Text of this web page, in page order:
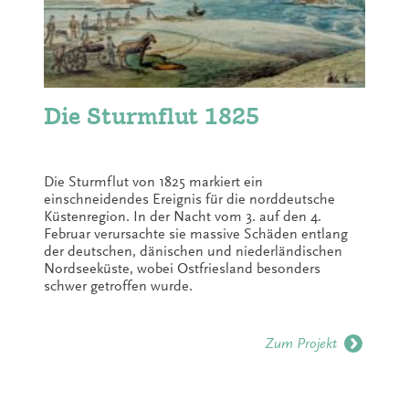
Die Sturmflut 1825
Die Sturmflut von 1825 markiert ein
einschneidendes Ereignis für die norddeutsche
Küstenregion. In der Nacht vom 3. auf den 4.
Februar verursachte sie massive Schäden entlang
der deutschen, dänischen und niederländischen
Nordseeküste, wobei Ostfriesland besonders
schwer getroffen wurde.
Zum Projekt